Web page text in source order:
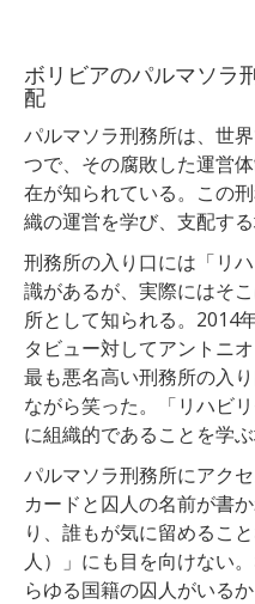
ボリビアのパルマソラ
配
パルマソラ刑務所は、世
つで、その腐敗した運営
在が知られている。この
織の運営を学び、支配す
刑務所の入り口には「リ
識があるが、実際にはそ
所として知られる。2014
タビュー対してアントニ
最も悪名高い刑務所の入
ながら笑った。「リハビ
に組織的であることを学
パルマソラ刑務所にアク
カードと囚人の名前が書
り、誰もが気に留めるこ
人）」にも目を向けない
らゆる国籍の囚人がいるか